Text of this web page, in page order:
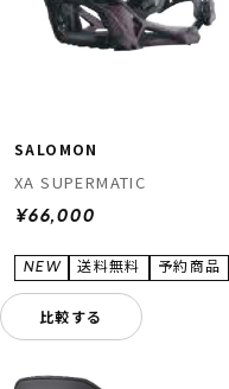
SALOMON
XA SUPERMATIC
¥66,000
比較する